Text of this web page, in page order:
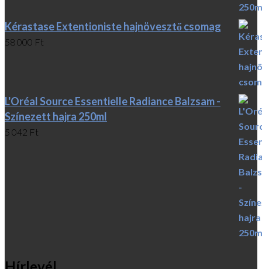
Kérastase Extentioniste hajnövesztő csomag
58 000 Ft
L'Oréal Source Essentielle Radiance Balzsam -
Színezett hajra 250ml
5 042 Ft